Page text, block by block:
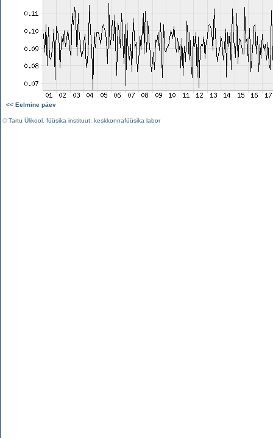
<< Eelmine päev
©Tartu Ülikool füüsika instituut keskkonnafüüsika labor